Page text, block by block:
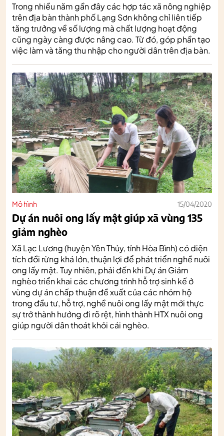
Trong nhiều năm gần đây các hợp tác xã nông nghiệp
trên địa bàn thành phố Lạng Sơn không chỉ liên tiếp
tăng trưởng về số lượng mà chất lượng hoạt động
cũng ngày càng được nâng cao. Từ đó, góp phần tạo
việc làm và tăng thu nhập cho người dân trên địa bàn.
Mô hình 15/04/2020
Dự án nuôi ong lấy mật giúp xã vùng 135
giảm nghèo
Xã Lạc Lương (huyện Yên Thủy, tỉnh Hòa Bình) có diện
tích đồi rừng khá lớn, thuận lợi để phát triển nghề nuôi
ong lấy mật. Tuy nhiên, phải đến khi Dự án Giảm
nghèo triển khai các chương trình hỗ trợ sinh kế ở
vùng dự án chấp thuận đề xuất của các nhóm hộ
trong đầu tư, hỗ trợ, nghề nuôi ong lấy mật mới thực
sự trở thành hướng đi rõ rệt, hình thành HTX nuôi ong
giúp người dân thoát khỏi cái nghèo.